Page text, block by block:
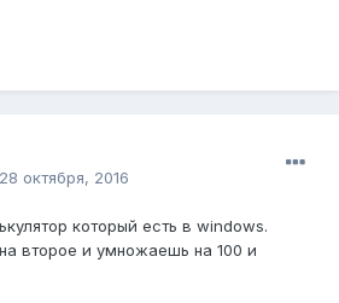
28 октября, 2016
который есть в windows.
второе и умножаешь на 100 и